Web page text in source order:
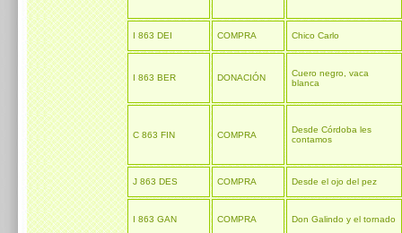
I 863 DEI COMPRA Chico Carlo
I 863 BER DONACIÓN
Cuero negro, vaca
blanca
C 863 FIN COMPRA
Desde Córdoba les
contamos
J 863 DES COMPRA Desde el ojo del pez
I 863 GAN COMPRA Don Galindo y el tornado